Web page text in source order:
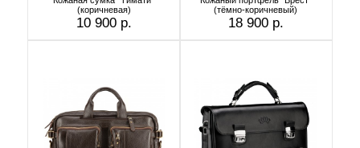
(коричневая)
10 900 р.
(тёмно-коричневый)
18 900 р.